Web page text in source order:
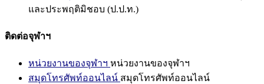
และประพฤติมิชอบ (ป.ป.ท.)
ติดต่อจุฬาฯ
หน่วยงานของจุฬาฯ หน่วยงานของจุฬาฯ
สมุดโทรศัพท์ออนไลน์ สมุดโทรศัพท์ออนไลน์